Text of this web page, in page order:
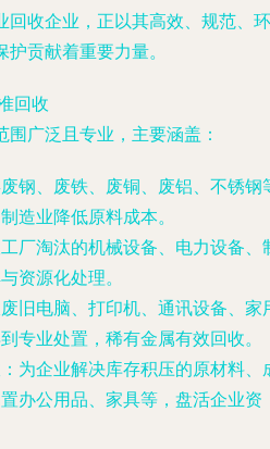
回收企业，正以其高效、规范、环
贡献着重要力量。
回收
广泛且专业，主要涵盖：
废钢、废铁、废铜、废铝、不锈钢
造业降低原料成本。
工厂淘汰的机械设备、电力设备、
资源化处理。
废旧电脑、打印机、通讯设备、家
专业处置，稀有金属有效回收。
：为企业解决库存积压的原材料、
办公用品、家具等，盘活企业资